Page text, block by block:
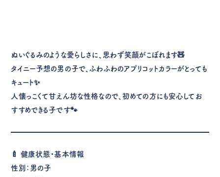
ぬいぐるみのような愛らしさに、思わず笑顔がこぼれます🧸
タイニー予想の男の子で、ふわふわのアプリコットカラーがとっても
キュート✨
人懐っこくて甘えん坊な性格なので、初めての方にも安心してお
すすめできる子です🐾
🍼 健康状態・基本情報
性別：男の子